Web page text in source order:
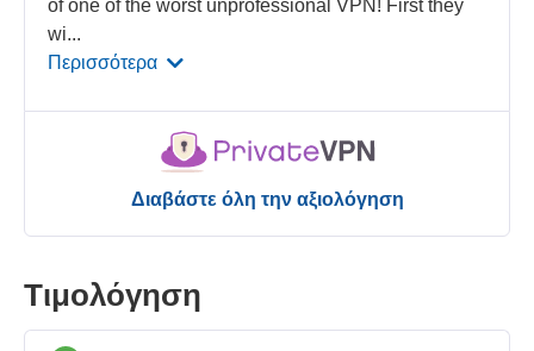
of one of the worst unprofessional VPN! First they
wi...
Περισσότερα
Διαβάστε όλη την αξιολόγηση
Τιμολόγηση